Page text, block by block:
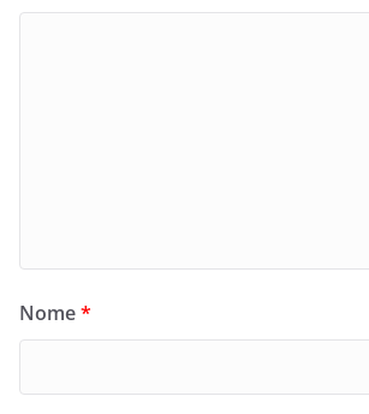
Nome*